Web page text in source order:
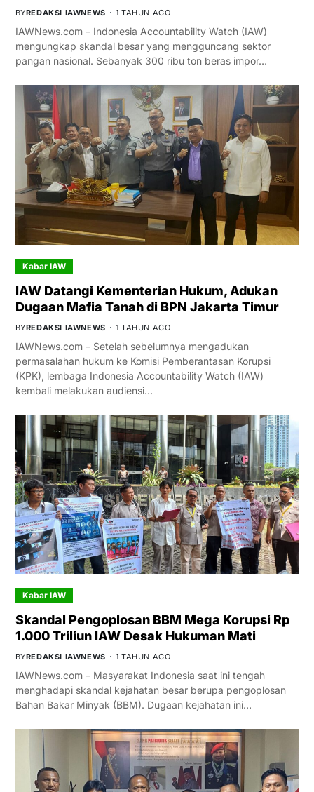
BYREDAKSI IAWNEWS 1 TAHUN AGO
IAWNews.com – Indonesia Accountability Watch (IAW)
mengungkap skandal besar yang mengguncang sektor
pangan nasional. Sebanyak 300 ribu ton beras impor…
Kabar IAW
IAW Datangi Kementerian Hukum, Adukan
Dugaan Mafia Tanah di BPN Jakarta Timur
BYREDAKSI IAWNEWS 1 TAHUN AGO
IAWNews.com – Setelah sebelumnya mengadukan
permasalahan hukum ke Komisi Pemberantasan Korupsi
(KPK), lembaga Indonesia Accountability Watch (IAW)
kembali melakukan audiensi…
Kabar IAW
Skandal Pengoplosan BBM Mega Korupsi Rp
1.000 Triliun IAW Desak Hukuman Mati
BYREDAKSI IAWNEWS 1 TAHUN AGO
IAWNews.com – Masyarakat Indonesia saat ini tengah
menghadapi skandal kejahatan besar berupa pengoplosan
Bahan Bakar Minyak (BBM). Dugaan kejahatan ini…